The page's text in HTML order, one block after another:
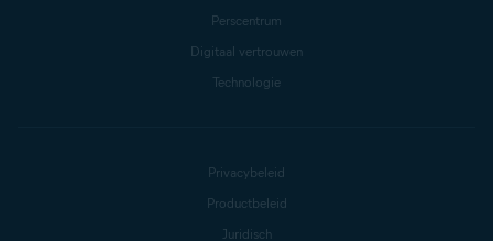
Perscentrum
Digitaal vertrouwen
Technologie
Privacybeleid
Productbeleid
Juridisch